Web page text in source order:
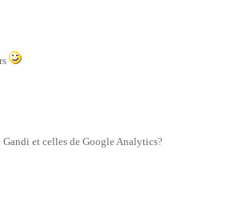
et celles de Google Analytics?